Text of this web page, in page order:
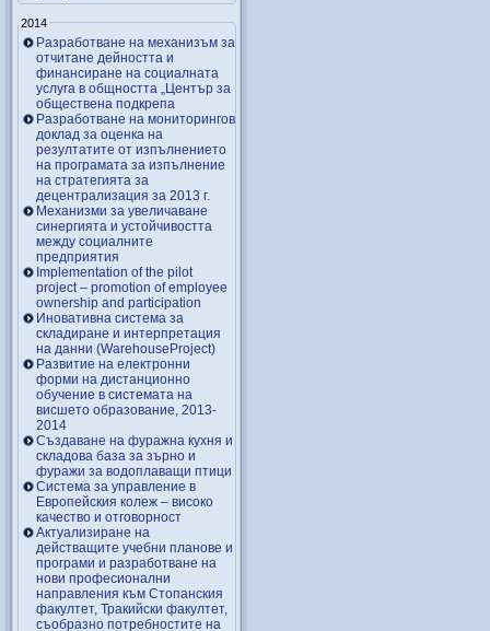
2014
Разработване на механизъм за
отчитане дейността и
финансиране на социалната
услуга в общността „Център за
обществена подкрепа
Разработване на мониторингов
доклад за оценка на
резултатите от изпълнението
на програмата за изпълнение
на стратегията за
децентрализация за 2013 г.
Механизми за увеличаване
синергията и устойчивостта
между социалните
предприятия
Implementation of the pilot
project – promotion of employee
ownership and participation
Иновативна система за
складиране и интерпретация
на данни (WarehouseProject)
Развитие на електронни
форми на дистанционно
обучение в системата на
висшето образование, 2013-
2014
Създаване на фуражна кухня и
складова база за зърно и
фуражи за водоплаващи птици
Система за управление в
Европейския колеж – високо
качество и отговорност
Актуализиране на
действащите учебни планове и
програми и разработване на
нови професионални
направления към Стопанския
факултет, Тракийски факултет,
съобразно потребностите на